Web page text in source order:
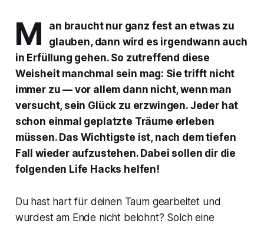
M
an braucht nur ganz fest an etwas zu
glauben, dann wird es irgendwann auch
in Erfüllung gehen. So zutreffend diese
Weisheit manchmal sein mag: Sie trifft nicht
immer zu — vor allem dann nicht, wenn man
versucht, sein Glück zu erzwingen. Jeder hat
schon einmal geplatzte Träume erleben
müssen. Das Wichtigste ist, nach dem tiefen
Fall wieder aufzustehen. Dabei sollen dir die
folgenden Life Hacks helfen!
Du hast hart für deinen Taum gearbeitet und
wurdest am Ende nicht belohnt? Solch eine